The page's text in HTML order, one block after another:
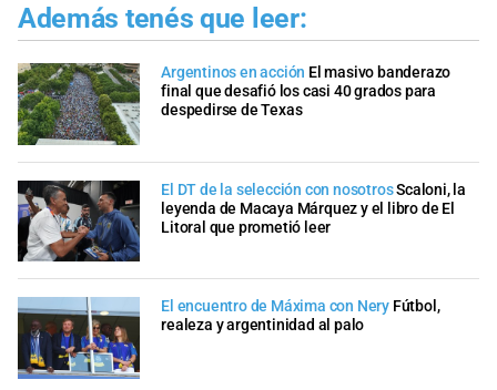
Además tenés que leer:
Argentinos en acción El masivo banderazo
final que desafió los casi 40 grados para
despedirse de Texas
El DT de la selección con nosotrosScaloni, la
leyenda de Macaya Márquez y el libro de El
Litoral que prometió leer
El encuentro de Máxima con Nery Fútbol,
realeza y argentinidad al palo